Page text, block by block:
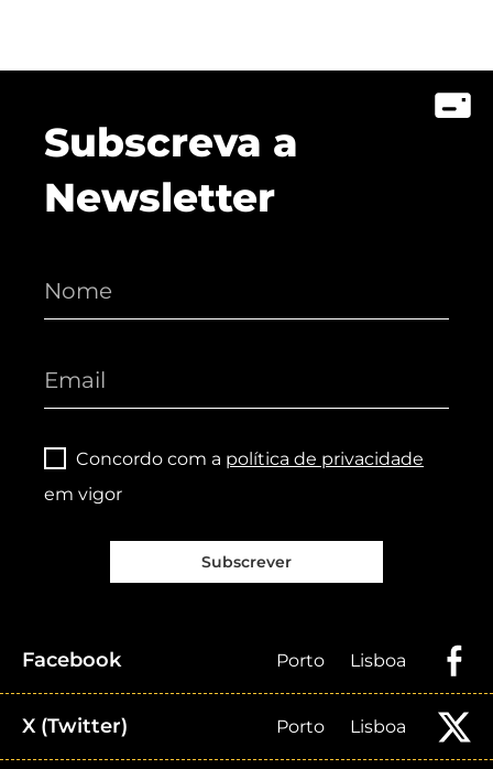
Subscreva a
Newsletter
Concordo com a política de privacidade
em vigor
Subscrever
Facebook Porto Lisboa
X (Twitter) Porto Lisboa